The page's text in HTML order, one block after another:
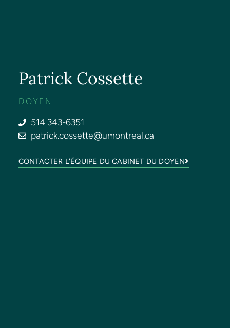
Patrick Cossette
DOYEN
514 343-6351
patrick.cossette@umontreal.ca
CONTACTER L'ÉQUIPE DU CABINET DU DOYEN